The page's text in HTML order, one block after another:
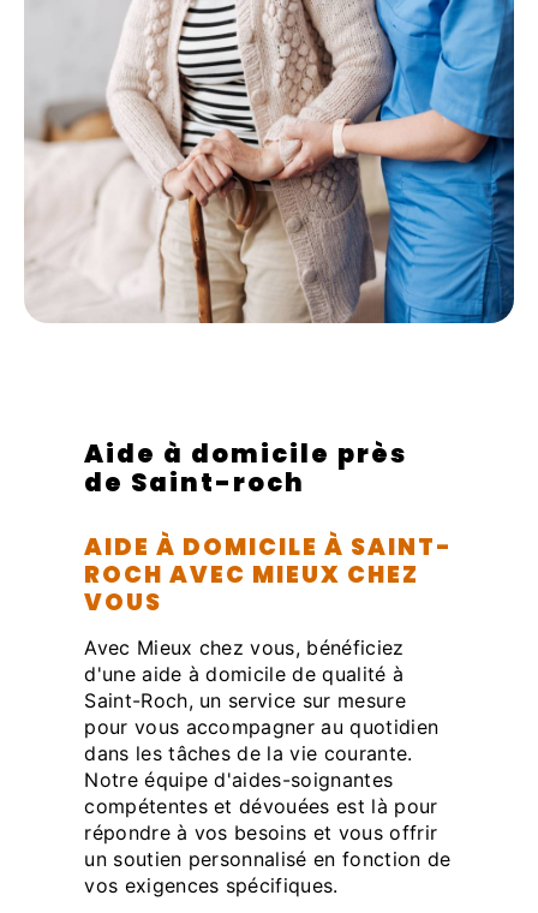
Aide à domicile près
de Saint-roch
AIDE À DOMICILE À SAINT-
ROCH AVEC MIEUX CHEZ
VOUS
Avec Mieux chez vous, bénéficiez
d'une aide à domicile de qualité à
Saint-Roch, un service sur mesure
pour vous accompagner au quotidien
dans les tâches de la vie courante.
Notre équipe d'aides-soignantes
compétentes et dévouées est là pour
répondre à vos besoins et vous offrir
un soutien personnalisé en fonction de
vos exigences spécifiques.